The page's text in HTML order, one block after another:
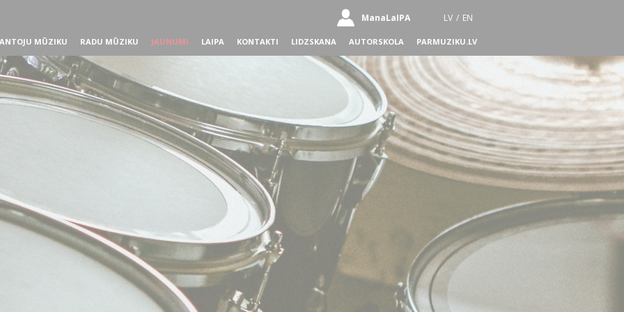
ManaLaIPA LV / EN
MŪZIKU RADU MŪZIKU JAUNUMI LAIPA KONTAKTI LIDZSKANA AUTORSKOLA PARMUZIKU.LV